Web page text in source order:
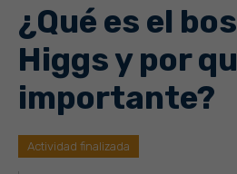
¿Qué es el
Higgs y por
importante?
Actividad finalizada